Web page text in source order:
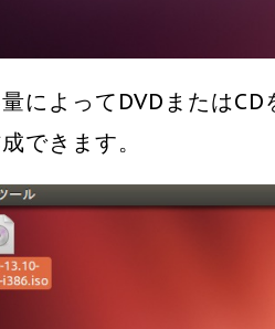
によってDVDまたは
できます。